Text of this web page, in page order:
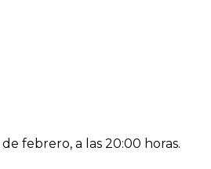
febrero, a las 20:00 horas.